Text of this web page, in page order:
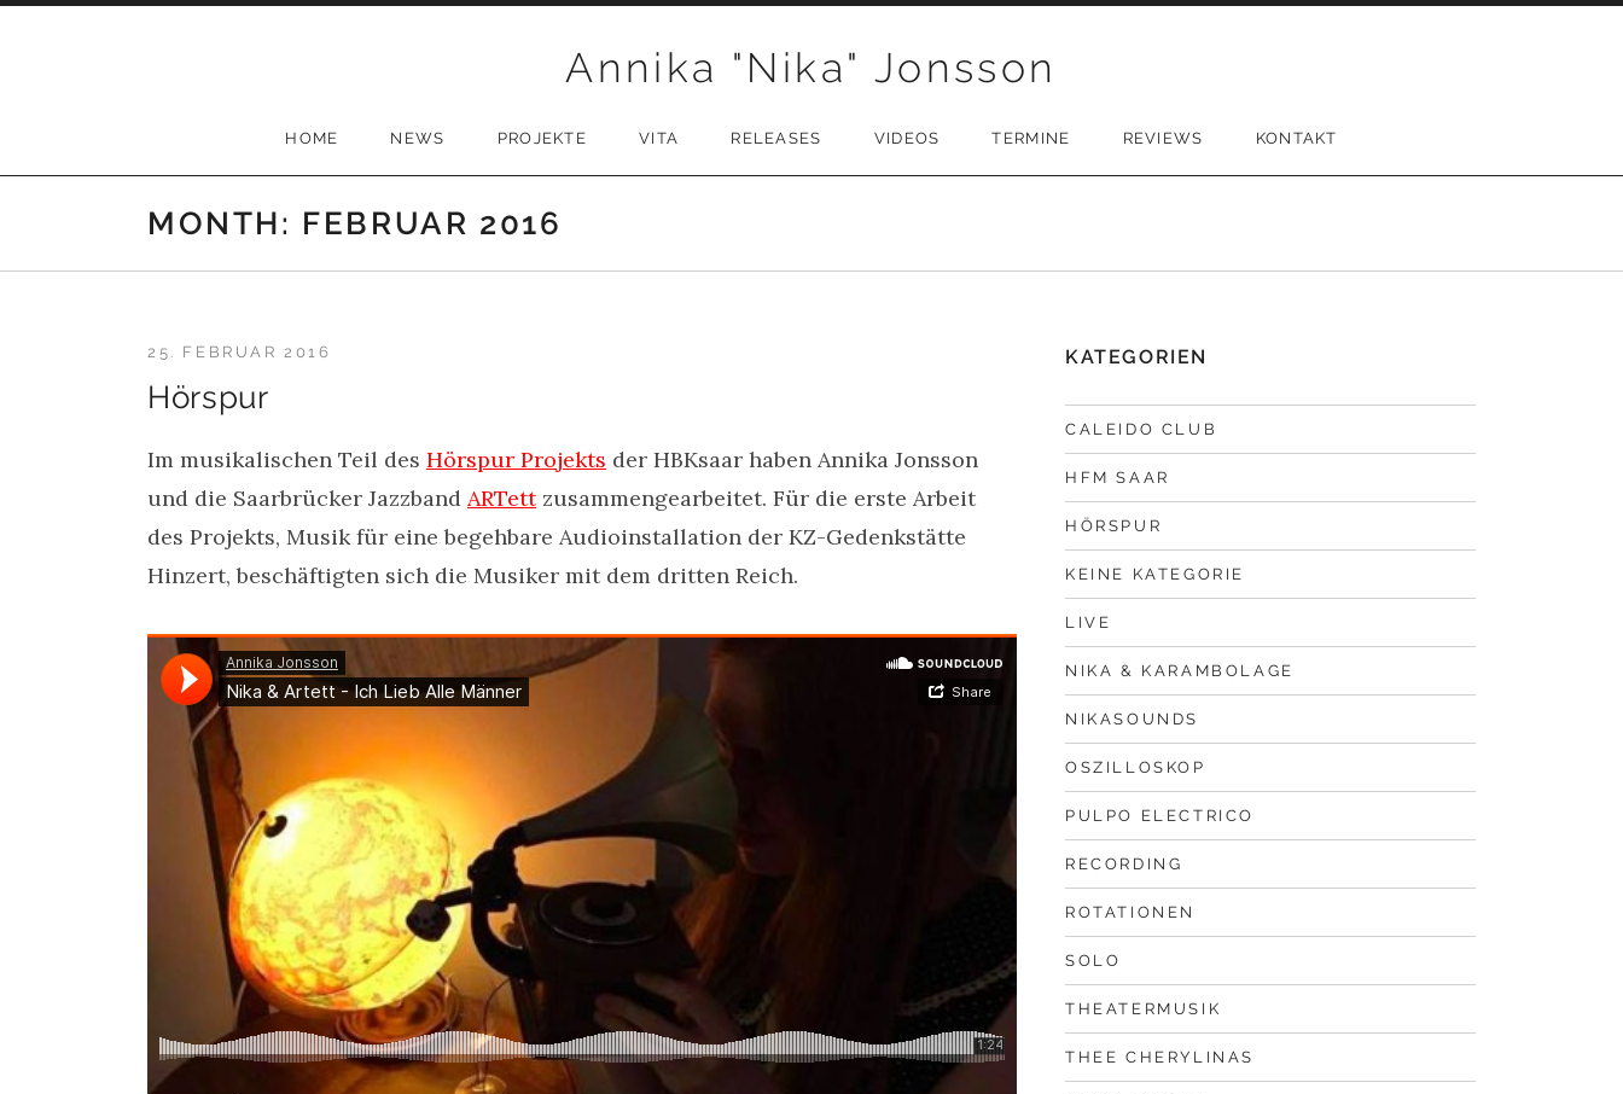
Annika "Nika" Jonsson
HOME NEWS PROJEKTE VITA RELEASES VIDEOS TERMINE REVIEWS KONTAKT
MONTH: FEBRUAR 2016
Hörspur
25. FEBRUAR 2016
Im musikalischen Teil des Hörspur Projekts der HBKsaar haben Annika Jonsson
und die Saarbrücker Jazzband ARTettzusammengearbeitet. Für die erste Arbeit
des Projekts, Musik für eine begehbare Audioinstallation der KZ-Gedenkstätte
Hinzert, beschäftigten sich die Musiker mit dem dritten Reich.
KATEGORIEN
CALEIDO CLUB
HFM SAAR
HÖRSPUR
KEINE KATEGORIE
LIVE
NIKA & KARAMBOLAGE
NIKASOUNDS
OSZILLOSKOP
PULPO ELECTRICO
RECORDING
ROTATIONEN
SOLO
THEATERMUSIK
THEE CHERYLINAS